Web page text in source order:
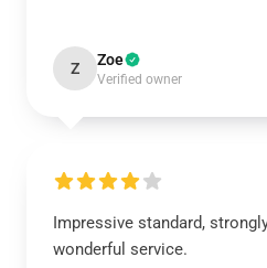
Z Zoe
Verified owner
Impressive standard,
wonderful service.